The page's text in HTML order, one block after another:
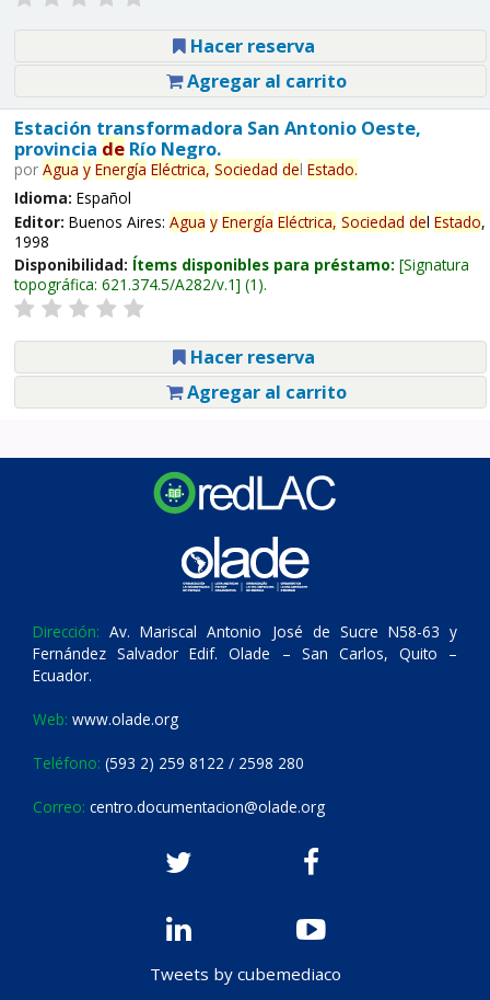
Hacer reserva
Agregar al carrito
Estación transformadora San Antonio Oeste,
provincia deRío Negro.
por Agua y Energía Eléctrica, Sociedad del Estado.
Idioma: Español
Editor: Buenos Aires: Agua y Energía Eléctrica, Sociedad del Estado,
1998
Disponibilidad: Ítems disponibles para préstamo: Signatura
topográfica: 621.374.5/A282/v.1 (1).
Hacer reserva
Agregar al carrito
Dirección: Av. Mariscal Antonio José de Sucre N58-63 y
Fernández Salvador Edif. Olade – San Carlos, Quito –
Ecuador.
Web: www.olade.org
Teléfono: (593 2) 259 8122 / 2598 280
Correo: centro.documentacion@olade.org
Tweets by cubemediaco